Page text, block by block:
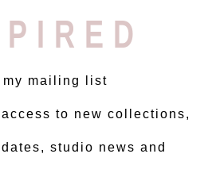
my mailing list
to new collections,
studio news and